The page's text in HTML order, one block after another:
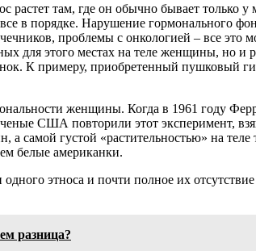
растет там, где он обычно бывает только
в порядке. Нарушение гормонального
проблемы с онкологией – все это
для этого местах на теле женщины, но
К примеру, приобретенный пушковый
женщины. Когда в 1961 году
США повторили этот эксперимент,
самой густой «растительностью» на
белые американки.
этноса и почти полное их
разница?